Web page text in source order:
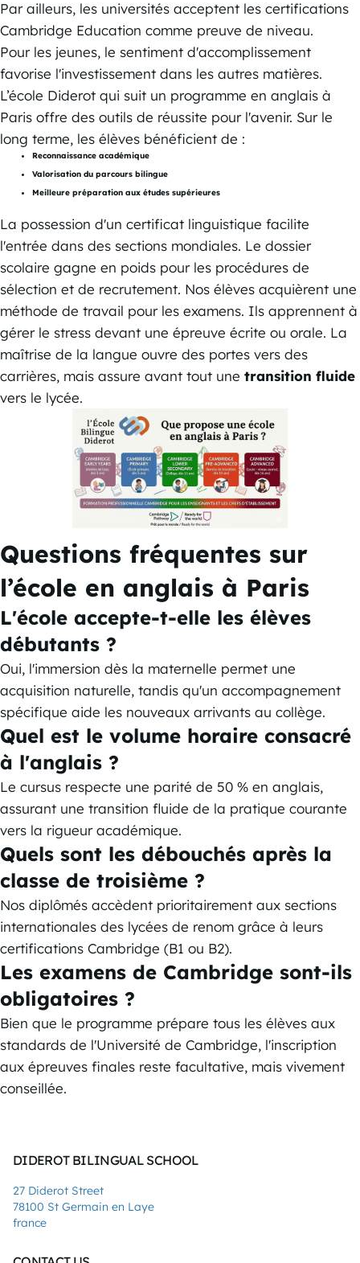
Par ailleurs, les universités acceptent les certifications
Cambridge Education comme preuve de niveau.
Pour les jeunes, le sentiment d'accomplissement
favorise l'investissement dans les autres matières.
L’école Diderot qui suit un programme en anglais à
Paris offre des outils de réussite pour l'avenir. Sur le
long terme, les élèves bénéficient de :
Reconnaissance académique
Valorisation du parcours bilingue
Meilleure préparation aux études supérieures
La possession d'un certificat linguistique facilite
l'entrée dans des sections mondiales. Le dossier
scolaire gagne en poids pour les procédures de
sélection et de recrutement. Nos élèves acquièrent une
méthode de travail pour les examens. Ils apprennent à
gérer le stress devant une épreuve écrite ou orale. La
maîtrise de la langue ouvre des portes vers des
carrières, mais assure avant tout une transition fluide
vers le lycée.
Questions fréquentes sur
l’école en anglais à Paris
L'école accepte-t-elle les élèves
débutants ?
Oui, l'immersion dès la maternelle permet une
acquisition naturelle, tandis qu'un accompagnement
spécifique aide les nouveaux arrivants au collège.
Quel est le volume horaire consacré
à l'anglais ?
Le cursus respecte une parité de 50 % en anglais,
assurant une transition fluide de la pratique courante
vers la rigueur académique.
Quels sont les débouchés après la
classe de troisième ?
Nos diplômés accèdent prioritairement aux sections
internationales des lycées de renom grâce à leurs
certifications Cambridge (B1 ou B2).
Les examens de Cambridge sont-ils
obligatoires ?
Bien que le programme prépare tous les élèves aux
standards de l'Université de Cambridge, l'inscription
aux épreuves finales reste facultative, mais vivement
conseillée.
DIDEROT BILINGUAL SCHOOL
27 Diderot Street
78100 St Germain en Laye
france